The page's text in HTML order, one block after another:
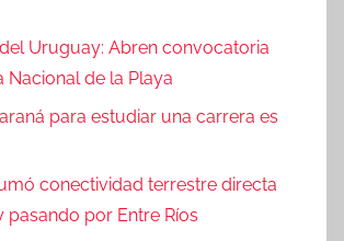
Uruguay: Abren convocatoria
Nacional de la Playa
para estudiar una carrera es
conectividad terrestre directa
por Entre Ríos